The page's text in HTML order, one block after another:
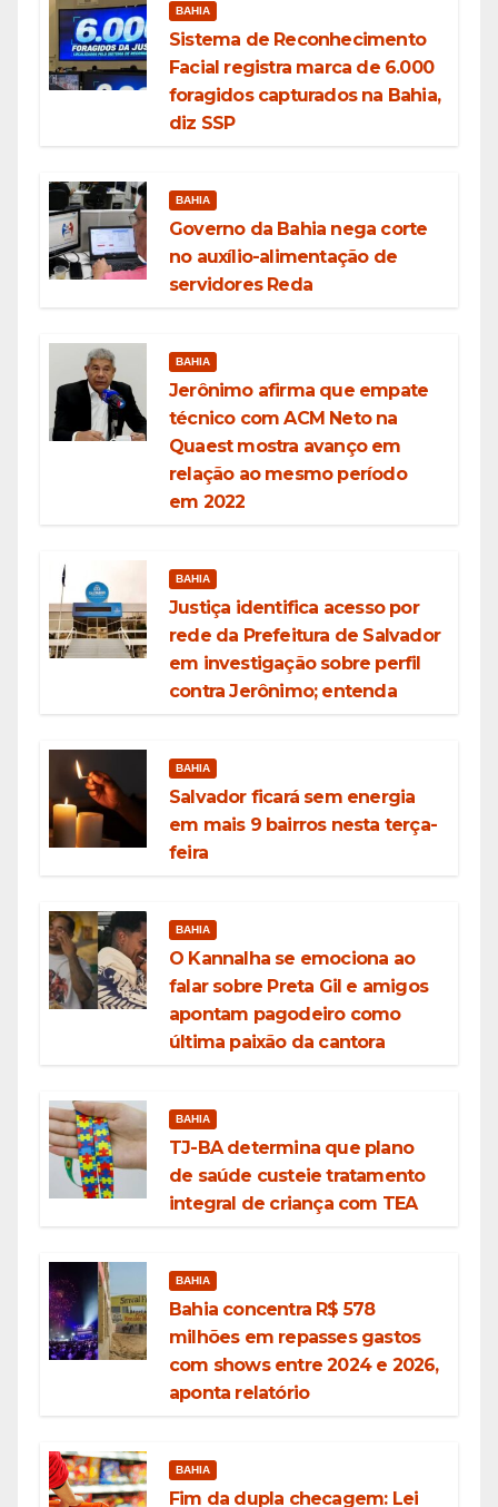
BAHIA
Sistema de Reconhecimento
Facial registra marca de 6.000
foragidos capturados na Bahia,
diz SSP
BAHIA
Governo da Bahia nega corte
no auxílio-alimentação de
servidores Reda
BAHIA
Jerônimo afirma que empate
técnico com ACM Neto na
Quaest mostra avanço em
relação ao mesmo período
em 2022
BAHIA
Justiça identifica acesso por
rede da Prefeitura de Salvador
em investigação sobre perfil
contra Jerônimo; entenda
BAHIA
Salvador ficará sem energia
em mais 9 bairros nesta terça-
feira
BAHIA
O Kannalha se emociona ao
falar sobre Preta Gil e amigos
apontam pagodeiro como
última paixão da cantora
BAHIA
TJ-BA determina que plano
de saúde custeie tratamento
integral de criança com TEA
BAHIA
Bahia concentra R$ 578
milhões em repasses gastos
com shows entre 2024 e 2026,
aponta relatório
BAHIA
Fim da dupla checagem: Lei